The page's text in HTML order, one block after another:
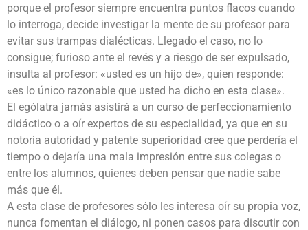
porque el profesor siempre encuentra puntos flacos cuando
lo interroga, decide investigar la mente de su profesor para
evitar sus trampas dialécticas. Llegado el caso, no lo
consigue; furioso ante el revés y a riesgo de ser expulsado,
insulta al profesor: «usted es un hijo de», quien responde:
«es lo único razonable que usted ha dicho en esta clase».
El ególatra jamás asistirá a un curso de perfeccionamiento
didáctico o a oír expertos de su especialidad, ya que en su
notoria autoridad y patente superioridad cree que perdería el
tiempo o dejaría una mala impresión entre sus colegas o
entre los alumnos, quienes deben pensar que nadie sabe
más que él.
A esta clase de profesores sólo les interesa oír su propia voz,
nunca fomentan el diálogo, ni ponen casos para discutir con